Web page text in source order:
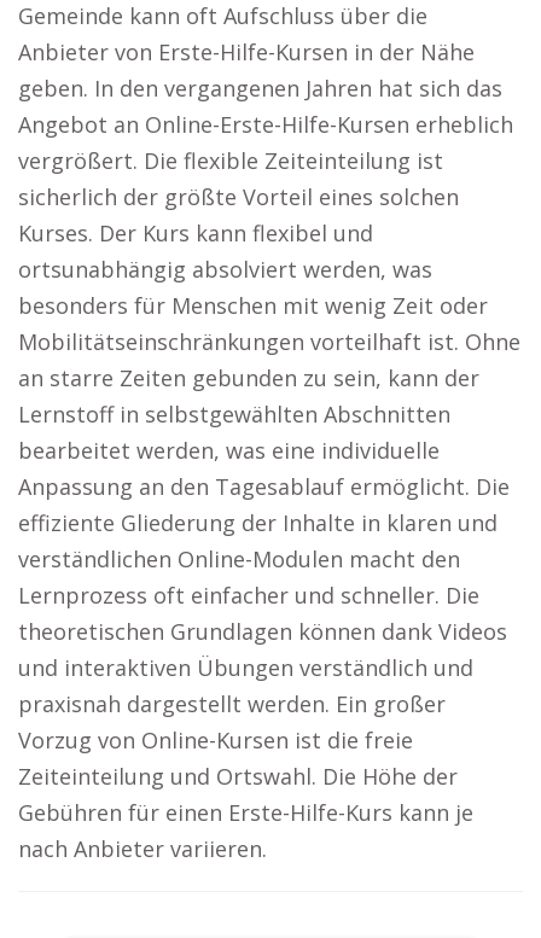
Gemeinde kann oft Aufschluss über die
Anbieter von Erste-Hilfe-Kursen in der Nähe
geben. In den vergangenen Jahren hat sich das
Angebot an Online-Erste-Hilfe-Kursen erheblich
vergrößert. Die flexible Zeiteinteilung ist
sicherlich der größte Vorteil eines solchen
Kurses. Der Kurs kann flexibel und
ortsunabhängig absolviert werden, was
besonders für Menschen mit wenig Zeit oder
Mobilitätseinschränkungen vorteilhaft ist. Ohne
an starre Zeiten gebunden zu sein, kann der
Lernstoff in selbstgewählten Abschnitten
bearbeitet werden, was eine individuelle
Anpassung an den Tagesablauf ermöglicht. Die
effiziente Gliederung der Inhalte in klaren und
verständlichen Online-Modulen macht den
Lernprozess oft einfacher und schneller. Die
theoretischen Grundlagen können dank Videos
und interaktiven Übungen verständlich und
praxisnah dargestellt werden. Ein großer
Vorzug von Online-Kursen ist die freie
Zeiteinteilung und Ortswahl. Die Höhe der
Gebühren für einen Erste-Hilfe-Kurs kann je
nach Anbieter variieren.